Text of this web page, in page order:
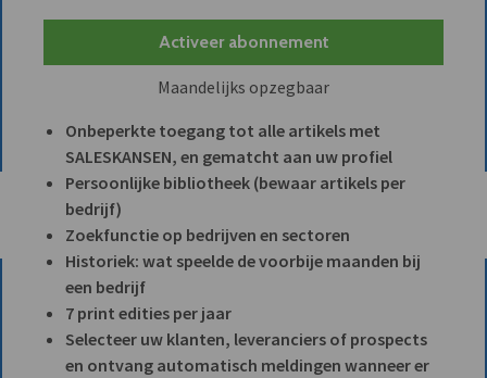
Activeer abonnement
Maandelijks opzegbaar
Onbeperkte toegang tot alle artikels met
SALESKANSEN, en gematcht aan uw profiel
Persoonlijke bibliotheek (bewaar artikels per
bedrijf)
Zoekfunctie op bedrijven en sectoren
Historiek: wat speelde de voorbije maanden bij
een bedrijf
7 print edities per jaar
Selecteer uw klanten, leveranciers of prospects
en ontvang automatisch meldingen wanneer er